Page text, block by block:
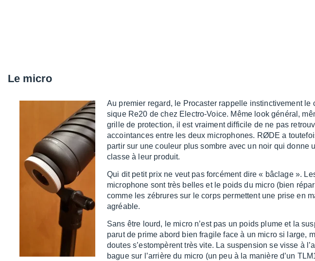
Le micro
Au premier regard, le Procas­ter rappelle instinc­ti­ve­ment le
sique Re20 de chez Elec­tro-Voice. Même look géné­ral,
grille de protec­tion, il est vrai­ment diffi­cile de ne pas
accoin­tances entre les deux micro­phones. RØDE a
partir sur une couleur plus sombre avec un noir qui donne
classe à leur produit.
Qui dit petit prix ne veut pas forcé­ment dire « bâclage ».
micro­phone sont très belles et le poids du micro (bien
comme les zébrures sur le corps permettent une prise en
agréable.
Sans être lourd, le micro n’est pas un poids plume et la
parut de prime abord bien fragile face à un micro si large,
doutes s’es­tom­pèrent très vite. La suspen­sion se visse à
bague sur l’ar­rière du micro (un peu à la manière d’un